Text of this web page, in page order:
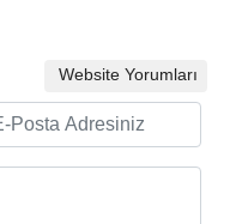
Website Yorumları